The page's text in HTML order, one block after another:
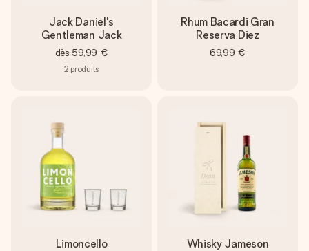
Jack Daniel's
Gentleman Jack
dès 59,99 €
2 produits
Rhum Bacardi Gran
Reserva Diez
69,99 €
Limoncello Whisky Jameson